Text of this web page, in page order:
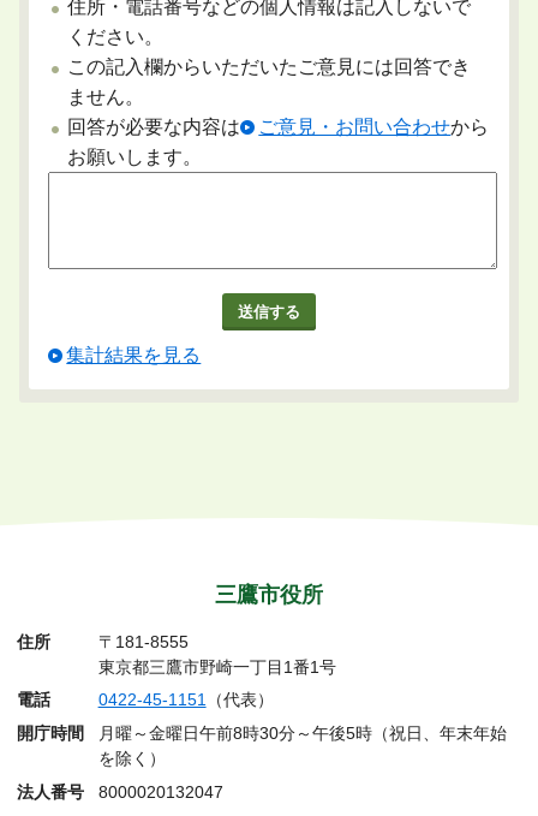
住所・電話番号などの個人情報は記入しないで
ください。
この記入欄からいただいたご意見には回答でき
ません。
回答が必要な内容は
ご意見・お問い合わせから
お願いします。
集計結果を見る
三鷹市役所
住所
〒181-8555
東京都三鷹市野崎一丁目1番1号
電話
0422-45-1151（代表）
開庁時間
月曜～金曜日午前8時30分～午後5時（祝日、年末年始
を除く）
法人番号
8000020132047